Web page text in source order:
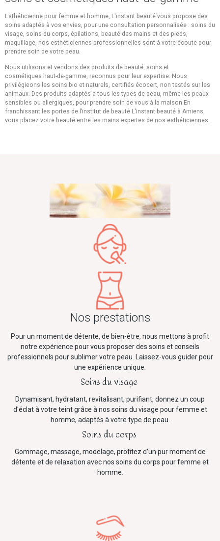
Esthéticienne pour femme et homme, L'instant beauté vous propose des
soins adaptés à vos envies, pour une consultation personnalisée : soins du
visage, soins du corps, épilations, beauté des mains et des pieds,
maquillage, nos esthéticiennes professionnelles sont à votre écoute pour
prendre soin de votre peau.
Nous utilisons et vendons des produits de beauté, soins et
cosmétiques haut-de-gamme, reconnus pour leur expertise. Nous
privilégieons les soins bio et naturels, certifiés écocert, non testés sur les
animaux. Des produits adaptés à tous les types de peau, même les peaux
sensibles ou allergiques, pour prendre soin de vous à la maison.En
franchissant les portes de l’institut de beauté L'instant beauté à Amiens,
vous placez votre beauté entre les mains expertes de nos esthéticiennes.
Nos prestations
Pour un moment de détente, de bien-être, nous mettons à profit
notre expérience pour vous proposer des soins et conseils
professionnels pour sublimer votre peau. Laissez-vous guider pour
une expérience unique.
Soins du visage
Dynamisant, hydratant, revitalisant, purifiant, donnez un coup
d'éclat à votre teint grâce à nos soins du visage pour femme et
homme, adaptés à votre type de peau.
Soins du corps
Gommage, massage, modelage, profitez d'un pur moment de
détente et de relaxation avec nos soins du corps pour femme et
homme.